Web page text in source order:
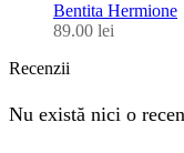
Bentita Hermione
89.00 lei
Recenzii
Nu există nici o